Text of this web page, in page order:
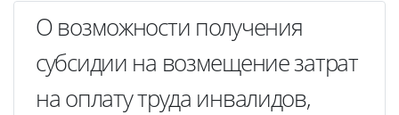
О возможности получения
субсидии на возмещение затрат
на оплату труда инвалидов,